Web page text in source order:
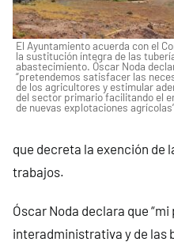
El Ayuntamiento acuerda con el
la sustitución íntegra de las
abastecimiento. Óscar Noda
“pretendemos satisfacer las
de los agricultores y estimular
del sector primario facilitando el
de nuevas explotaciones
que decreta la exención de
trabajos.
Óscar Noda declara que
interadministrativa y de las